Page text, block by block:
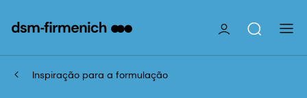
Inspiração para a formulação